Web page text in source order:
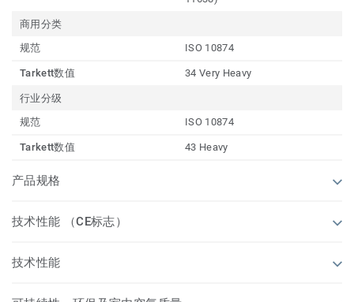
商用分类
规范
ISO 10874
Tarkett数值 34 Very Heavy
行业分级
规范
ISO 10874
Tarkett数值 43 Heavy
产品规格
技术性能 （CE标志）
技术性能